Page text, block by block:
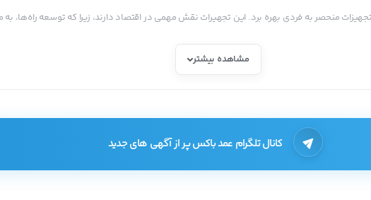
منحصر به فردی بهره برد. این تجهیرات نقش مهمی در اقتصاد دارند، زیرا که توسعه راه‌ها،
مشاهده بیشتر
کانال تلگرام عمد باکس پر از آگهی های جدید